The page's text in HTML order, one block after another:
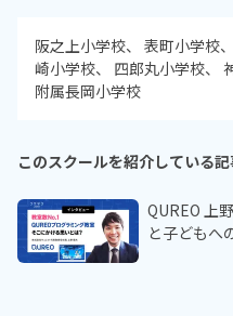
阪之上小学校 表町小学校
崎小学校
四郎丸小学校
附属長岡小学校
このスクールを紹介している
QUREO 上
と子どもへ